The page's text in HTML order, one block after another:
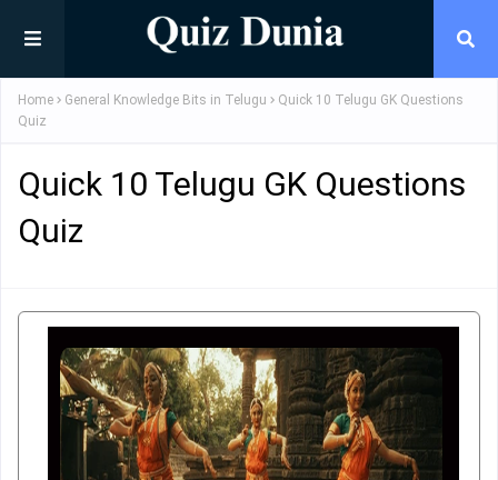
Home General Knowledge Bits in Telugu
Quick 10 Telugu GK Questions
Quiz
Quick 10 Telugu GK Questions
Quiz